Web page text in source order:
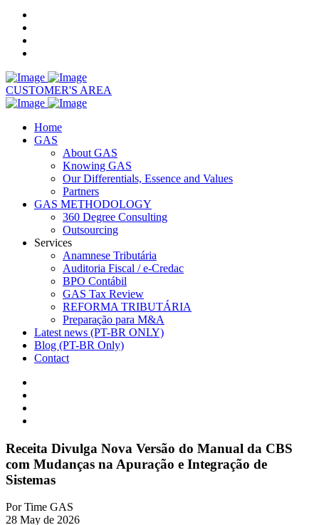
CUSTOMER'S AREA
Home
GAS
About GAS
Knowing GAS
Our Differentials, Essence and Values
Partners
GAS METHODOLOGY
360 Degree Consulting
Outsourcing
Services
Anamnese Tributária
Auditoria Fiscal / e-Credac
BPO Contábil
GAS Tax Review
REFORMA TRIBUTÁRIA
Preparação para M&A
Latest news (PT-BR ONLY)
Blog (PT-BR Only)
Contact
Receita Divulga Nova Versão do Manual da CBS
com Mudanças na Apuração e Integração de
Sistemas
PorTime GAS
28 May de 2026